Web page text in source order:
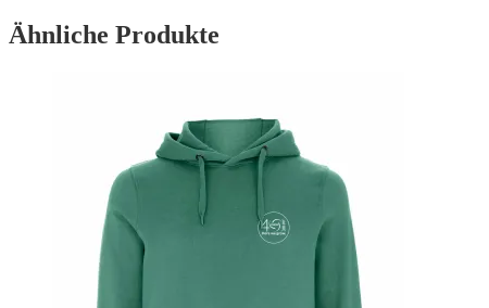
Ähnliche Produkte